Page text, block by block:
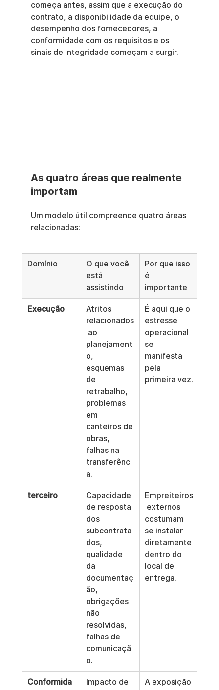
começa antes, assim que a execução do
contrato, a disponibilidade da equipe, o
desempenho dos fornecedores, a
conformidade com os requisitos e os
sinais de integridade começam a surgir.
As quatro áreas que realmente
importam
Um modelo útil compreende quatro áreas
relacionadas:
Domínio
O que você
está
assistindo
Por que isso
é
importante
Execução
Atritos
relacionados
ao
planejament
o,
esquemas
de
retrabalho,
problemas
em
canteiros de
obras,
falhas na
transferênci
a.
É aqui que o
estresse
operacional
se
manifesta
pela
primeira vez.
terceiro
Capacidade
de resposta
dos
subcontrata
dos,
qualidade
da
documentaç
ão,
obrigações
não
resolvidas,
falhas de
comunicaçã
o.
Empreiteiros
externos
costumam
se instalar
diretamente
dentro do
local de
entrega.
Conformida
Impacto de
A exposição